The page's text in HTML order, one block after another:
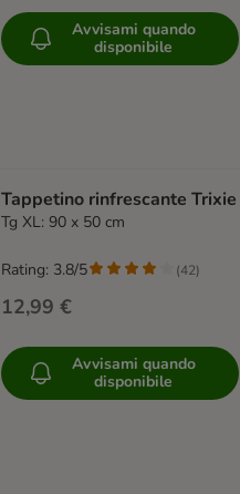
Avvisami quando
disponibile
Tappetino rinfrescante Trixie
Tg XL: 90 x 50 cm
12,99 €
Rating: 3.8/5 (42)
Avvisami quando
disponibile